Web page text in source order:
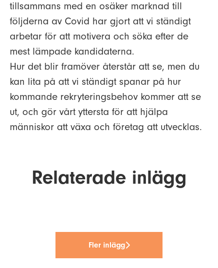
tillsammans med en osäker marknad till
följderna av Covid har gjort att vi ständigt
arbetar för att motivera och söka efter de
mest lämpade kandidaterna.
Hur det blir framöver återstår att se, men du
kan lita på att vi ständigt spanar på hur
kommande rekryteringsbehov kommer att se
ut, och gör vårt yttersta för att hjälpa
människor att växa och företag att utvecklas.
Relaterade inlägg
Tre frågor om rekryteringstester
kandidatupplevelse med
stärker närvaron i Västerås och
Fler inlägg